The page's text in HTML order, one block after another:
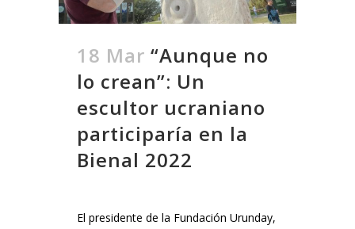
18 Mar “Aunque no
lo crean”: Un
escultor ucraniano
participaría en la
Bienal 2022
El presidente de la Fundación Urunday,